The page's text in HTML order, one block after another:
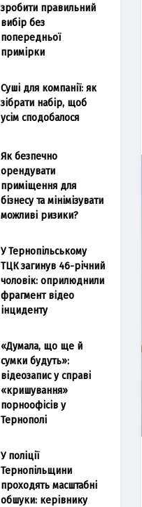
зробити правильний
вибір без
попередньої
примірки
Суші для компанії: як
зібрати набір, щоб
усім сподобалося
Як безпечно
орендувати
приміщення для
бізнесу та мінімізувати
можливі ризики?
У Тернопільському
ТЦК загинув 46-річний
чоловік: оприлюднили
фрагмент відео
інциденту
«Думала, що ще й
сумки будуть»:
відеозапис у справі
«кришування»
порноофісів у
Тернополі
У поліції
Тернопільщини
проходять масштабні
обшуки: керівнику